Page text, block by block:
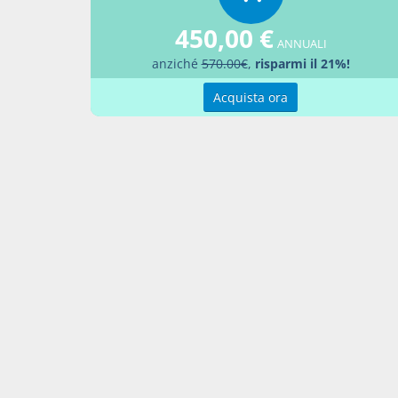
rata
450,00 € ANNUALI
anziché570.00€, risparmi il 21%!
Acquista ora